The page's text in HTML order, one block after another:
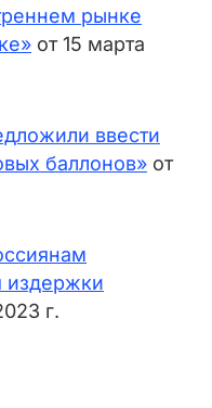
рынке
от 15 марта
ввести
баллонов» от
издержки
г.